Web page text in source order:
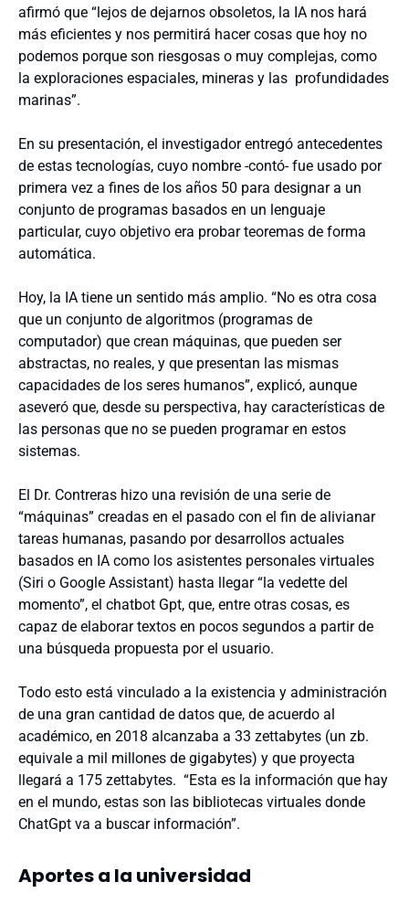
afirmó que “lejos de dejarnos obsoletos, la IA nos hará
más eficientes y nos permitirá hacer cosas que hoy no
podemos porque son riesgosas o muy complejas, como
la exploraciones espaciales, mineras y las profundidades
marinas”.
En su presentación, el investigador entregó antecedentes
de estas tecnologías, cuyo nombre -contó- fue usado por
primera vez a fines de los años 50 para designar a un
conjunto de programas basados en un lenguaje
particular, cuyo objetivo era probar teoremas de forma
automática.
Hoy, la IA tiene un sentido más amplio. “No es otra cosa
que un conjunto de algoritmos (programas de
computador) que crean máquinas, que pueden ser
abstractas, no reales, y que presentan las mismas
capacidades de los seres humanos”, explicó, aunque
aseveró que, desde su perspectiva, hay características de
las personas que no se pueden programar en estos
sistemas.
El Dr. Contreras hizo una revisión de una serie de
“máquinas” creadas en el pasado con el fin de alivianar
tareas humanas, pasando por desarrollos actuales
basados en IA como los asistentes personales virtuales
(Siri o Google Assistant) hasta llegar “la vedette del
momento”, el chatbot Gpt, que, entre otras cosas, es
capaz de elaborar textos en pocos segundos a partir de
una búsqueda propuesta por el usuario.
Todo esto está vinculado a la existencia y administración
de una gran cantidad de datos que, de acuerdo al
académico, en 2018 alcanzaba a 33 zettabytes (un zb.
equivale a mil millones de gigabytes) y que proyecta
llegará a 175 zettabytes. “Esta es la información que hay
en el mundo, estas son las bibliotecas virtuales donde
ChatGpt va a buscar información”.
Aportes a la universidad